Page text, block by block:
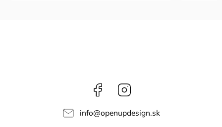
Facebook
info@openupdesign.sk